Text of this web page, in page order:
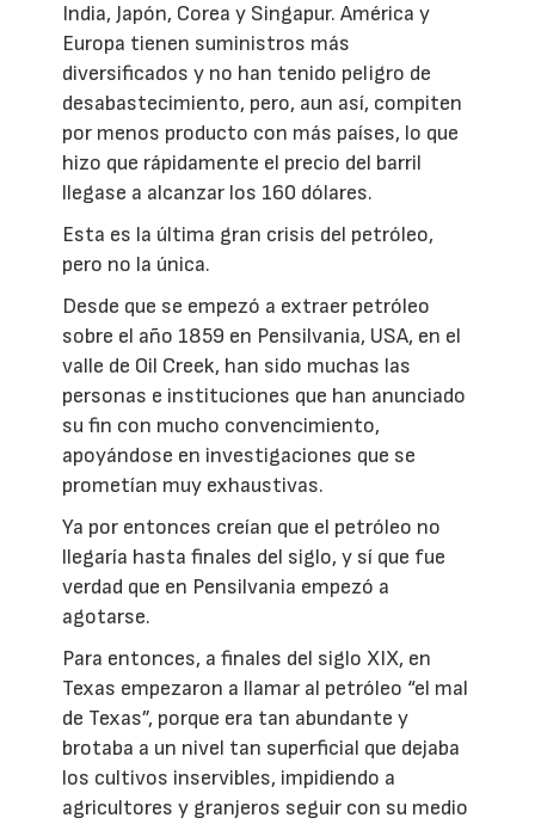
India, Japón, Corea y Singapur. América y
Europa tienen suministros más
diversificados y no han tenido peligro de
desabastecimiento, pero, aun así, compiten
por menos producto con más países, lo que
hizo que rápidamente el precio del barril
llegase a alcanzar los 160 dólares.
Esta es la última gran crisis del petróleo,
pero no la única.
Desde que se empezó a extraer petróleo
sobre el año 1859 en Pensilvania, USA, en el
valle de Oil Creek, han sido muchas las
personas e instituciones que han anunciado
su fin con mucho convencimiento,
apoyándose en investigaciones que se
prometían muy exhaustivas.
Ya por entonces creían que el petróleo no
llegaría hasta finales del siglo, y sí que fue
verdad que en Pensilvania empezó a
agotarse.
Para entonces, a finales del siglo XIX, en
Texas empezaron a llamar al petróleo “el mal
de Texas”, porque era tan abundante y
brotaba a un nivel tan superficial que dejaba
los cultivos inservibles, impidiendo a
agricultores y granjeros seguir con su medio